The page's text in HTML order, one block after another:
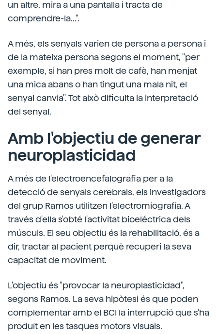
un altre, mira a una pantalla i tracta de
comprendre-la...".
A més, els senyals varien de persona a persona i
de la mateixa persona segons el moment, "per
exemple, si han pres molt de cafè, han menjat
una mica abans o han tingut una mala nit, el
senyal canvia". Tot això dificulta la interpretació
del senyal.
Amb l'objectiu de generar
neuroplasticidad
A més de l'electroencefalografia per a la
detecció de senyals cerebrals, els investigadors
del grup Ramos utilitzen l'electromiografía. A
través d'ella s'obté l'activitat bioeléctrica dels
músculs. El seu objectiu és la rehabilitació, és a
dir, tractar al pacient perquè recuperi la seva
capacitat de moviment.
L'objectiu és "provocar la neuroplasticidad",
segons Ramos. La seva hipòtesi és que poden
complementar amb el BCI la interrupció que s'ha
produït en les tasques motors visuals.